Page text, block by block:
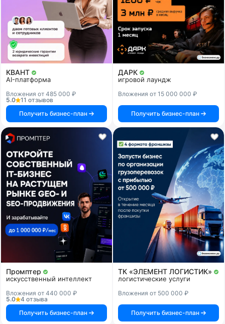
КВАНТ
AI-платформа
Вложения от 485 000 ₽
5.0
11 отзывов
Получить бизнес-план
ДАРК
игровой лаундж
Вложения от 15 000 000 ₽
Получить бизнес-план
Промптер
искусственный интеллект
Вложения от 440 000 ₽
5.0
4 отзыва
Получить бизнес-план
ТК «ЭЛЕМЕНТ ЛОГИСТИК»
логистические услуги
Вложения от 500 000 ₽
Получить бизнес-план